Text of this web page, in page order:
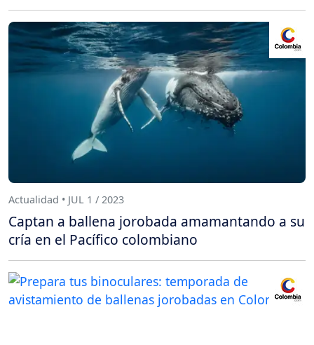
Actualidad • JUL 1 / 2023
Captan a ballena jorobada amamantando a su
cría en el Pacífico colombiano